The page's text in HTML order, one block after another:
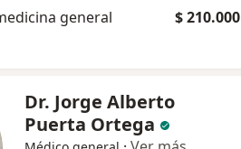
general $ 210.000
Dr. Jorge Alberto
Puerta Ortega